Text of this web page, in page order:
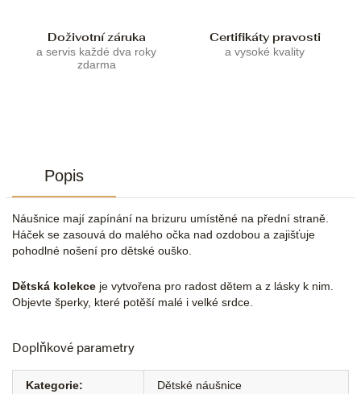
Doživotní záruka
a servis každé dva roky
zdarma
Certifikáty pravosti
a vysoké kvality
Popis
Náušnice mají zapínání na brizuru umístěné na přední straně.
Háček se zasouvá do malého očka nad ozdobou a zajišťuje
pohodlné nošení pro dětské ouško.
Dětská kolekce je vytvořena pro radost dětem a z lásky k nim.
Objevte šperky, které potěší malé i velké srdce.
Doplňkové parametry
Kategorie: Dětské náušnice